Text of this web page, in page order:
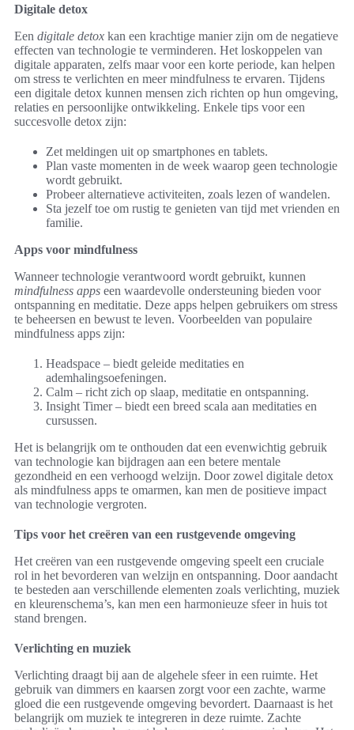
Digitale detox
Een digitale detox kan een krachtige manier zijn om de negatieve
effecten van technologie te verminderen. Het loskoppelen van
digitale apparaten, zelfs maar voor een korte periode, kan helpen
om stress te verlichten en meer mindfulness te ervaren. Tijdens
een digitale detox kunnen mensen zich richten op hun omgeving,
relaties en persoonlijke ontwikkeling. Enkele tips voor een
succesvolle detox zijn:
Zet meldingen uit op smartphones en tablets.
Plan vaste momenten in de week waarop geen technologie
wordt gebruikt.
Probeer alternatieve activiteiten, zoals lezen of wandelen.
Sta jezelf toe om rustig te genieten van tijd met vrienden en
familie.
Apps voor mindfulness
Wanneer technologie verantwoord wordt gebruikt, kunnen
mindfulness apps een waardevolle ondersteuning bieden voor
ontspanning en meditatie. Deze apps helpen gebruikers om stress
te beheersen en bewust te leven. Voorbeelden van populaire
mindfulness apps zijn:
Headspace – biedt geleide meditaties en
ademhalingsoefeningen.
Calm – richt zich op slaap, meditatie en ontspanning.
Insight Timer – biedt een breed scala aan meditaties en
cursussen.
Het is belangrijk om te onthouden dat een evenwichtig gebruik
van technologie kan bijdragen aan een betere mentale
gezondheid en een verhoogd welzijn. Door zowel digitale detox
als mindfulness apps te omarmen, kan men de positieve impact
van technologie vergroten.
Tips voor het creëren van een rustgevende omgeving
Het creëren van een rustgevende omgeving speelt een cruciale
rol in het bevorderen van welzijn en ontspanning. Door aandacht
te besteden aan verschillende elementen zoals verlichting, muziek
en kleurenschema’s, kan men een harmonieuze sfeer in huis tot
stand brengen.
Verlichting en muziek
Verlichting draagt bij aan de algehele sfeer in een ruimte. Het
gebruik van dimmers en kaarsen zorgt voor een zachte, warme
gloed die een rustgevende omgeving bevordert. Daarnaast is het
belangrijk om muziek te integreren in deze ruimte. Zachte